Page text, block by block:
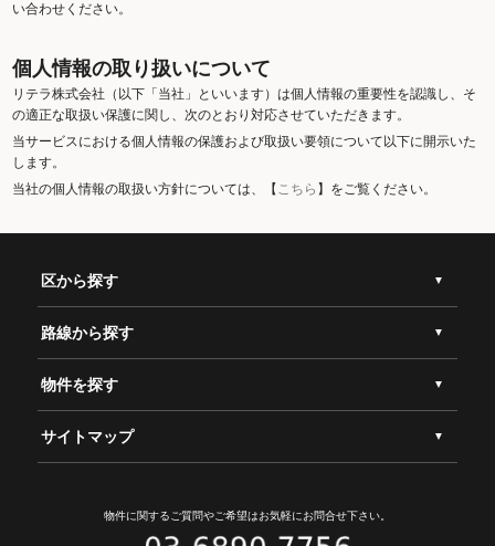
い合わせください。
個人情報の取り扱いについて
リテラ株式会社（以下「当社」といいます）は個人情報の重要性を認識し、そ
の適正な取扱い保護に関し、次のとおり対応させていただきます。
当サービスにおける個人情報の保護および取扱い要領について以下に開示いた
します。
当社の個人情報の取扱い方針については、【こちら 】をご覧ください。
区から探す
路線から探す
物件を探す
サイトマップ
物件に関するご質問やご希望はお気軽にお問合せ下さい。